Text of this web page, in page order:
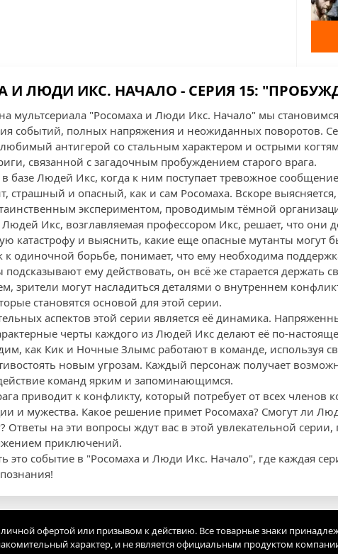
И ЛЮДИ ИКС. НАЧАЛО - СЕРИЯ 15:
мультсериала "Росомаха и Люди Икс. Начало" мы
событий, полных напряжения и неожиданных поворотов.
антигерой со стальным характером и острыми
связанной с загадочным пробуждением старого врага.
базе Людей Икс, когда к ним поступает тревожное
страшный и опасный, как и сам Росомаха. Вскоре
таинственным экспериментом, проводимым тёмной
Икс, возглавляемая профессором Икс, решает, что они
катастрофу и выяснить, какие еще опасные мутанты могут
к одиночной борьбе, понимает, что ему необходима
подсказывают ему действовать, он всё же старается держать
зрители могут насладиться деталями о внутреннем
становятся основой для этой серии.
аспектов этой серии является её динамика.
черты каждого из Людей Икс делают её по-
как Кик и Ночные Злымс работают в команде, используя
новым угрозам. Каждый персонаж получает
команд ярким и запоминающимся.
приводит к конфликту, который потребует от всех членов
и мужества. Какое решение примет Росомаха? Смогут ли
Ответы на эти вопросы ждут вас в этой увлекательной
приключений.
это событие в "Росомаха и Люди Икс. Начало", где каждая
офертой или призывом к действию. Все товарные знаки
характер, и не является официальным продуктом